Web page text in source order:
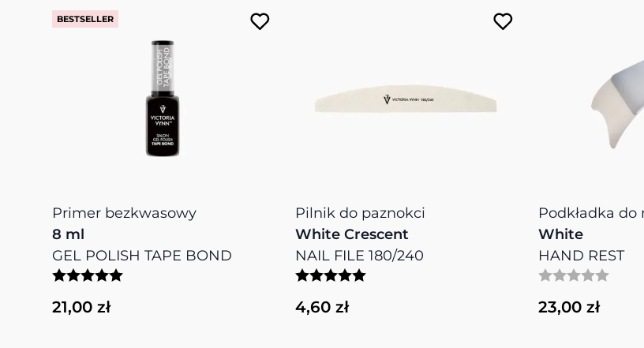
BESTSELLER
Primer bezkwasowy
8 ml
GEL POLISH TAPE BOND
21,00 zł
Pilnik do paznokci
White Crescent
NAIL FILE 180/240
4,60 zł
Podkładka
White
HAND REST
23,00 zł